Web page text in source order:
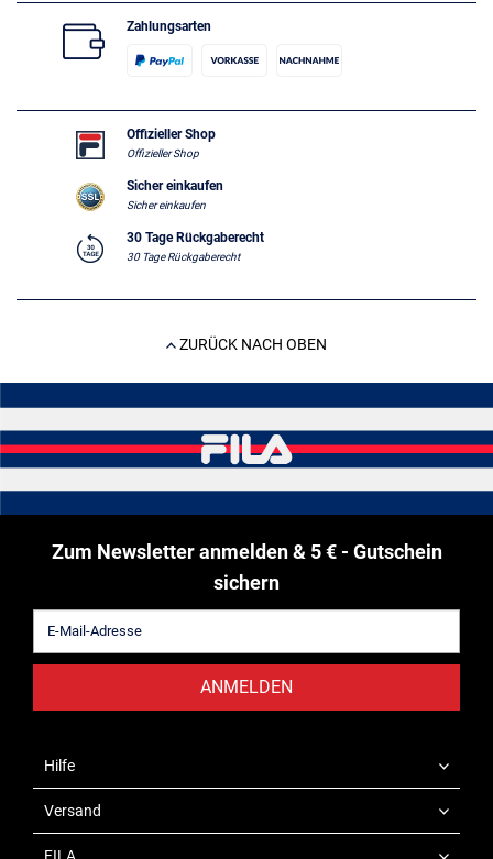
Zahlungsarten
Offizieller Shop
Offizieller Shop
Sicher einkaufen
Sicher einkaufen
30 Tage Rückgaberecht
30 Tage Rückgaberecht
ZURÜCK NACH OBEN
Zum Newsletter anmelden & 5 € - Gutschein
sichern
ANMELDEN
Hilfe
Versand
FILA